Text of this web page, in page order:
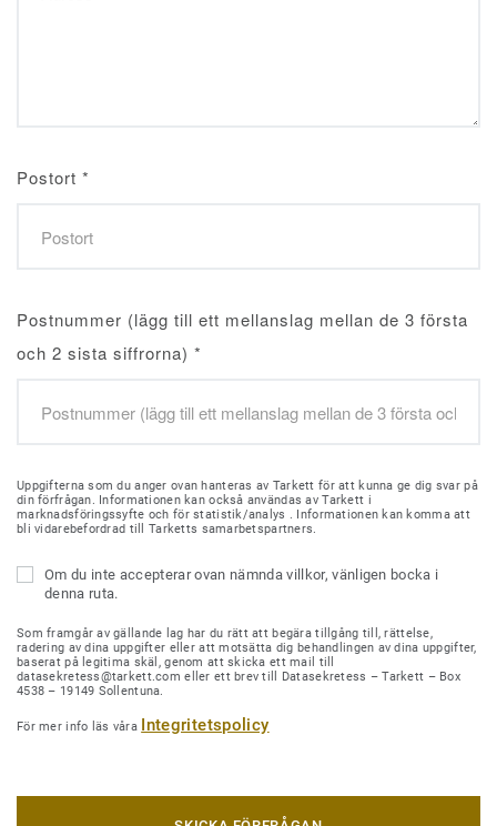
Postort *
Postnummer (lägg till ett mellanslag mellan de 3 första
och 2 sista siffrorna) *
Uppgifterna som du anger ovan hanteras av Tarkett för att kunna ge dig svar på
din förfrågan. Informationen kan också användas av Tarkett i
marknadsföringssyfte och för statistik/analys . Informationen kan komma att
bli vidarebefordrad till Tarketts samarbetspartners.
Om du inte accepterar ovan nämnda villkor, vänligen bocka i
denna ruta.
Som framgår av gällande lag har du rätt att begära tillgång till, rättelse,
radering av dina uppgifter eller att motsätta dig behandlingen av dina uppgifter,
baserat på legitima skäl, genom att skicka ett mail till
datasekretess@tarkett.com eller ett brev till Datasekretess – Tarkett – Box
4538 – 19149 Sollentuna.
För mer info läs våra Integritetspolicy